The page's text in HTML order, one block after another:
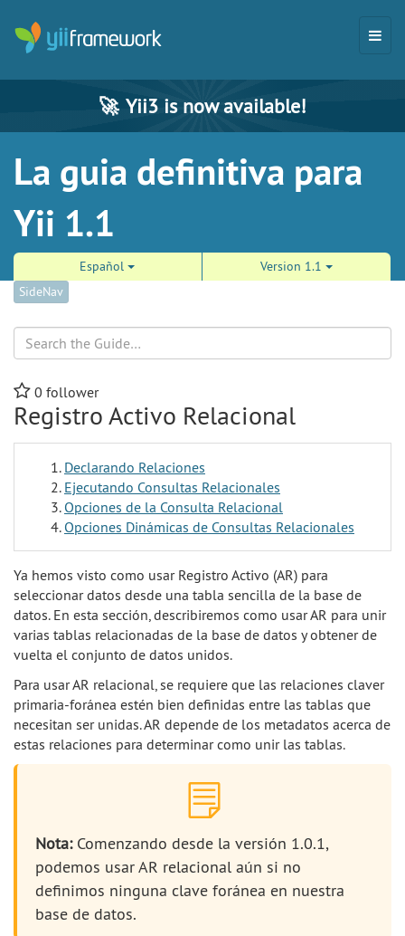
🚀 Yii3 is now available!
La guia definitiva para
Yii 1.1
Español
Version 1.1
SideNav
0 follower
Registro Activo Relacional
Declarando Relaciones
Ejecutando Consultas Relacionales
Opciones de la Consulta Relacional
Opciones Dinámicas de Consultas Relacionales
Ya hemos visto como usar Registro Activo (AR) para
seleccionar datos desde una tabla sencilla de la base de
datos. En esta sección, describiremos como usar AR para unir
varias tablas relacionadas de la base de datos y obtener de
vuelta el conjunto de datos unidos.
Para usar AR relacional, se requiere que las relaciones claver
primaria-foránea estén bien definidas entre las tablas que
necesitan ser unidas. AR depende de los metadatos acerca de
estas relaciones para determinar como unir las tablas.
Nota:Comenzando desde la versión 1.0.1,
podemos usar AR relacional aún si no
definimos ninguna clave foránea en nuestra
base de datos.